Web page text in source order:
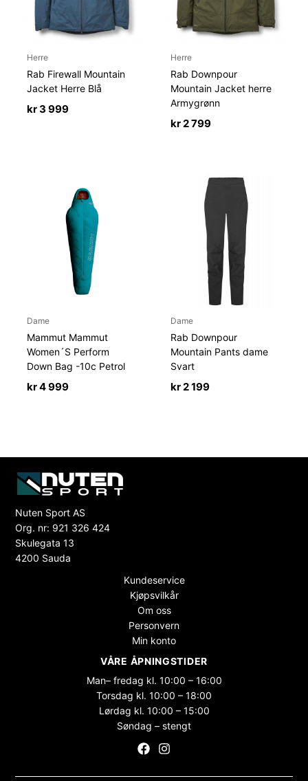
Herre
Rab Firewall Mountain
Jacket Herre Blå
kr3 999
Herre
Rab Downpour
Mountain Jacket herre
Armygrønn
kr2 799
Dame
Mammut Mammut
Women´S Perform
Down Bag -10c Petrol
kr4 999
Dame
Rab Downpour
Mountain Pants dame
Svart
kr2 199
Nuten Sport AS
Org. nr: 921 326 424
Skulegata 13
4200 Sauda
Kundeservice
Kjøpsvilkår
Om oss
Personvern
Min konto
VÅRE ÅPNINGSTIDER
Man– fredag kl. 10:00 – 16:00
Torsdag kl. 10:00 – 18:00
Lørdag kl. 10:00 – 15:00
Søndag – stengt